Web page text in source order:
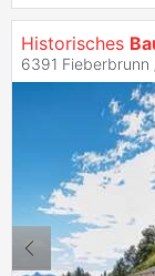
Historisches
6391 Fieberbrunn